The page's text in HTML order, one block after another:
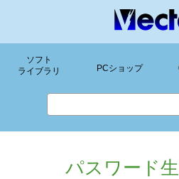
ソフト
ライブラリ
PCショップ
パスワード